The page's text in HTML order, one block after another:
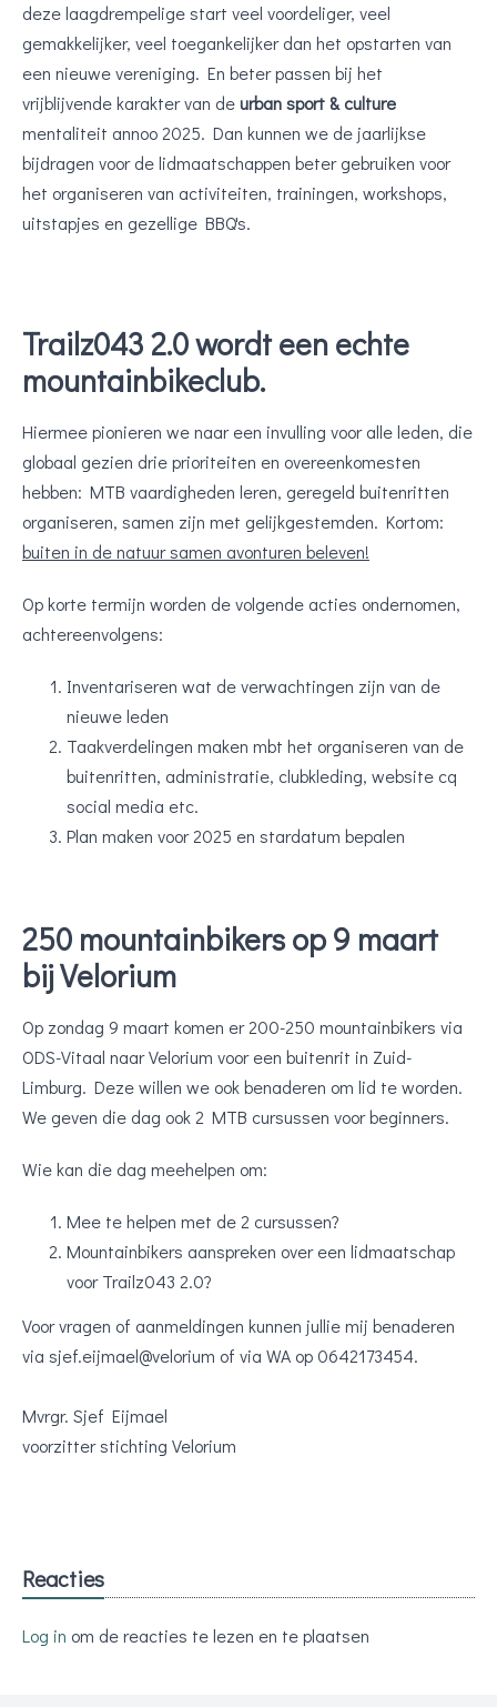
deze laagdrempelige start veel voordeliger, veel
gemakkelijker, veel toegankelijker dan het opstarten van
een nieuwe vereniging. En beter passen bij het
vrijblijvende karakter van deurban sport & culture
mentaliteit annoo 2025. Dan kunnen we de jaarlijkse
bijdragen voor de lidmaatschappen beter gebruiken voor
het organiseren van activiteiten, trainingen, workshops,
uitstapjes en gezellige BBQ's.
Trailz043 2.0 wordt een echte
mountainbikeclub.
Hiermee pionieren we naar een invulling voor alle leden, die
globaal gezien drie prioriteiten en overeenkomesten
hebben: MTB vaardigheden leren, geregeld buitenritten
organiseren, samen zijn met gelijkgestemden. Kortom:
buiten in de natuur samen avonturen beleven!
Op korte termijn worden de volgende acties ondernomen,
achtereenvolgens:
Inventariseren wat de verwachtingen zijn van de
nieuwe leden
Taakverdelingen maken mbt het organiseren van de
buitenritten, administratie, clubkleding, website cq
social media etc.
Plan maken voor 2025 en stardatum bepalen
250 mountainbikers op 9 maart
bij Velorium
Op zondag 9 maart komen er 200-250 mountainbikers via
ODS-Vitaal naar Velorium voor een buitenrit in Zuid-
Limburg. Deze willen we ook benaderen om lid te worden.
We geven die dag ook 2 MTB cursussen voor beginners.
Wie kan die dag meehelpen om:
Mee te helpen met de 2 cursussen?
Mountainbikers aanspreken over een lidmaatschap
voor Trailz043 2.0?
Voor vragen of aanmeldingen kunnen jullie mij benaderen
via sjef.eijmael@velorium of via WA op 0642173454.
Mvrgr. Sjef Eijmael
voorzitter stichting Velorium
Reacties
Log in om de reacties te lezen en te plaatsen